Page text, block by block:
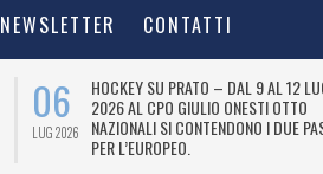
NEWSLETTER CONTATTI
06
LUG 2026
HOCKEY SU PRATO – DAL 9 AL 12
2026 AL CPO GIULIO ONESTI OTTO
NAZIONALI SI CONTENDONO I DUE
PER L’EUROPEO.